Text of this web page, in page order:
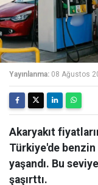
Yayınlanma: 08 Ağustos
Akaryakıt
Türkiye'de
yaşandı. Bu
şaşırttı.